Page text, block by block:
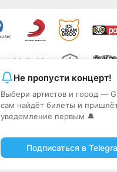
Не пропусти концерт!
Выбери артистов и город —
сам найдёт билеты и
уведомление первым 🔔
Подписаться в